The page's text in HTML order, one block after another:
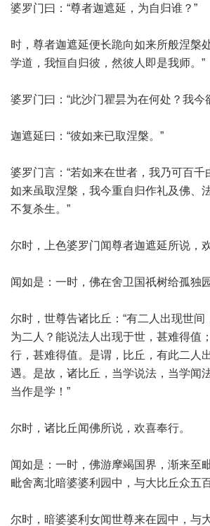
婆罗门曰：“尊者迦遮延，为自归谁？”
时，尊者迦遮延便长跪向如来所般涅槃
学道，我恒自归彼，然彼人即是我师。”
婆罗门曰：“此沙门瞿昙为在何处？我今
迦遮延曰：“彼如来已取涅槃。”
婆罗门言：“若如来在世者，我乃可百千
如来虽取涅槃，我今重自归作礼及佛、
不复杀生。”
尔时，上色婆罗门闻尊者迦遮延所说，
闻如是：一时，佛在舍卫国祇树给孤独园
尔时，世尊告诸比丘：“有二人出现世间
为二人？能说法人出现于世，甚难得值
行，甚难得值。是谓，比丘，有此二人
遇。是故，诸比丘，当学说法，当学闻
当作是学！”
尔时，诸比丘闻佛所说，欢喜奉行。
闻如是：一时，佛游摩竭国界，渐来至
毗舍离北暗婆婆利园中，与大比丘众五
尔时，暗婆婆利女闻世尊来在园中，与